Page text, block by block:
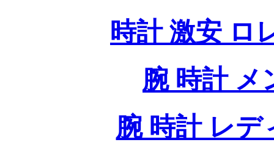
時計 激安 ロ
腕 時計 メ
腕 時計 レデ